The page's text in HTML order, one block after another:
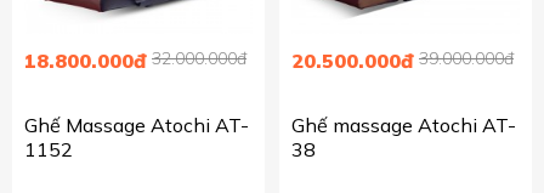
18.800.000đ 32.000.000đ
Ghế Massage Atochi AT-
1152
20.500.000đ 39.000.000đ
Ghế massage Atochi AT-
38